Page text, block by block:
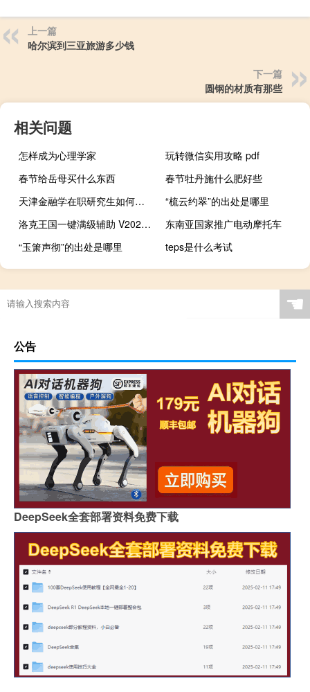
上一篇
哈尔滨到三亚旅游多少钱
下一篇
圆钢的材质有那些
相关问题
怎样成为心理学家
玩转微信实用攻略 pdf
春节给岳母买什么东西
春节牡丹施什么肥好些
天津金融学在职研究生如何报考
“梳云约翠”的出处是哪里
洛克王国一键满级辅助 V2021 官方最新版（洛克王国一键满级辅助 V2021 官方最新版功能简介）
东南亚国家推广电动摩托车
“玉箫声彻”的出处是哪里
teps是什么考试
☚
公告
DeepSeek全套部署资料免费下载